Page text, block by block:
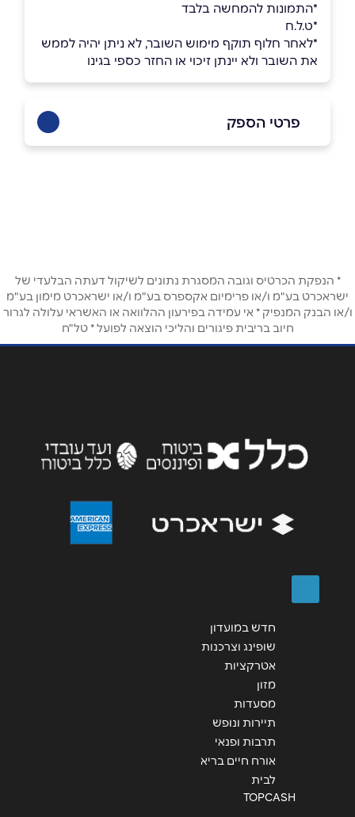
*התמונות להמחשה בלבד
*ט.ל.ח
*לאחר חלוף תוקף מימוש השובר, לא ניתן יהיה לממש
את השובר ולא יינתן זיכוי או החזר כספי בגינו
פרטי הספק
טלפון*
אימייל*
הודעה
* הנפקת הכרטיס וגובה המסגרת נתונים לשיקול דעתה הבלעדי של
ישראכרט בע"מ ו/או פרימיום אקספרס בע"מ ו/או ישראכרט מימון בע"מ
ו/או הבנק המנפיק * אי עמידה בפירעון ההלוואה או האשראי עלולה לגרור
חיוב בריבית פיגורים והליכי הוצאה לפועל * טל"ח
חדש במועדון
שופינג וצרכנות
אטרקציות
מזון
מסעדות
תיירות ונופש
תרבות ופנאי
אורח חיים בריא
לבית
TOPCASH